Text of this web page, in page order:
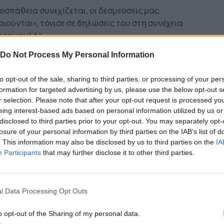
Do Not Process My Personal Information
opt-out of the sale, sharing to third parties, or processing of your
for targeted advertising by us, please use the below opt-out
selection. Please note that after your opt-out request is processed
interest-based ads based on personal information utilized by us
to third parties prior to your opt-out. You may separately
of your personal information by third parties on the IAB’s list of
This information may also be disclosed by us to third parties on the
Participants that may further disclose it to other third parties.
Data Processing Opt Outs
opt-out of the Sharing of my personal data.
συνεχίζεται, οι δεσμεύσεις μας
τόνισε σε δηλώσεις του στη συνέχεια
ότι: «Από την Παρασκευή, σταδιακά, 300 νέα
δρόμους της Αθήνας. Θα προστεθούν
ξεκινώντας από 14 επιβαρυμένες
Αυτό πρακτικά σημαίνει έως και 30
δρομολόγια την ημέρα σε καθεμία από
τις γραμμές».
Υποδομών και Μεταφορών επισήμανε
συνολικά άλλα 3.500 με 4.000 επιπλέον
που έχουμε σήμερα σε σχέση με